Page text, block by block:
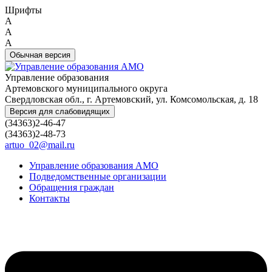
Шрифты
A
A
A
Обычная версия
Управление образования
Артемовского муниципального округа
Свердловская обл., г. Артемовский, ул. Комсомольская, д. 18
Версия для слабовидящих
(34363)2-46-47
(34363)2-48-73
artuo_02@mail.ru
Управление образования АМО
Подведомственные организации
Обращения граждан
Контакты